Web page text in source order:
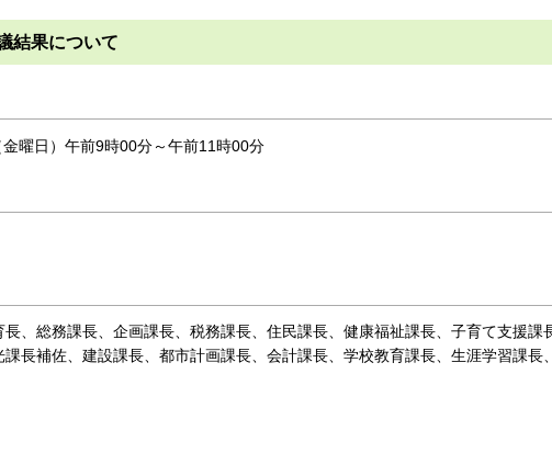
結果について
曜日）午前9時00分～午前11時00分
、総務課長、企画課長、税務課長、住民課長、健康福祉課長、子育て支援課
課長補佐、建設課長、都市計画課長、会計課長、学校教育課長、生涯学習課長